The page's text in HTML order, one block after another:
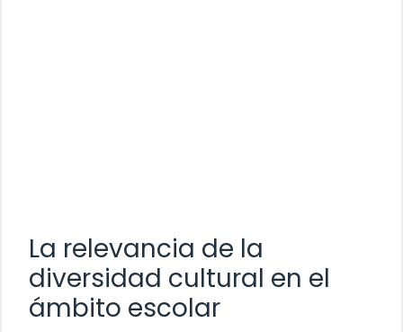
La relevancia de la
diversidad cultural en el
ámbito escolar